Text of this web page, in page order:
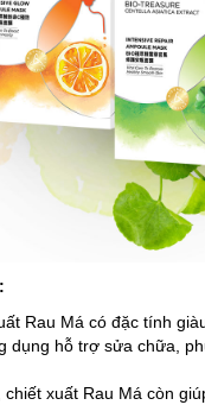
Rau Má có đặc tính
dụng hỗ trợ sửa chữa,
chiết xuất Rau Má còn